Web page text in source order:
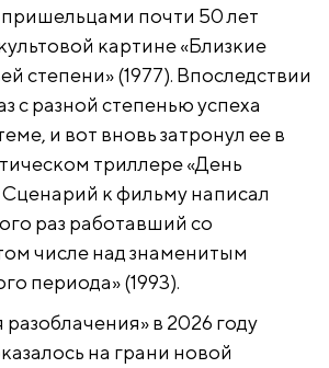
пришельцами почти 50 лет
картине «Близкие
степени» (1977). Впоследствии
с разной степенью успеха
и вот вновь затронул ее в
триллере «День
Сценарий к фильму написал
раз работавший со
числе над знаменитым
периода» (1993).
в 2026 году
на грани новой